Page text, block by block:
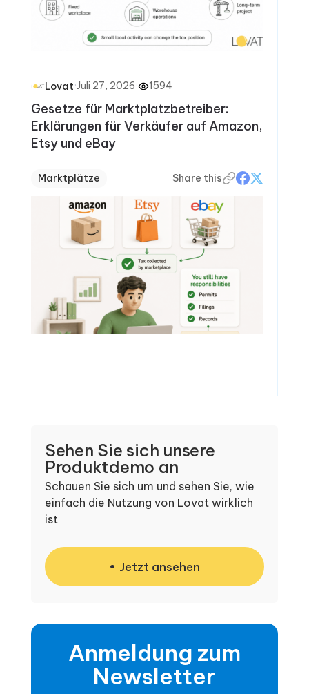
Lovat·Juli 27, 2026· 1594
Gesetze für Marktplatzbetreiber:
Erklärungen für Verkäufer auf Amazon,
Etsy und eBay
Marktplätze Share this
Sehen Sie sich unsere
Produktdemo an
Schauen Sie sich um und sehen Sie, wie
einfach die Nutzung von Lovat wirklich
ist
Jetzt ansehen
Anmeldung zum
Newsletter